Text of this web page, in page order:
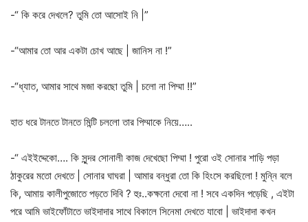
-“ কি করে দেখলে? তুমি তো আসোই নি |”
-“আমার তো আর একটা চোখ আছে | জানিস না !”
-“ধ্যাত, আমার সাথে মজা করছো তুমি | চলো না পিম্মা !!”
হাত ধরে টানতে টানতে মিন্টি চললো তার পিম্মাকে নিয়ে…..
-“ এইইদ্দেকো…. কি সুন্দর সোনালী কাজ দেখেছো পিম্মা ! পুরো ওই সোনার শাড়ি পড়া
ঠাকুরের মতো দেখতে | সোনার ঘাঘরা | আমার বন্ধুরা তো কি হিংসে করছিলো ! মুন্নি বলে
কি, আমায় কালীপুজোতে পড়তে দিবি ? হুঃ..কক্ষনো দেবো না ! সবে একদিন পড়েছি , এইটা
পরে আমি ভাইফোঁটাতে ভাইদাদার সাথে বিকালে সিনেমা দেখতে যাবো | ভাইদাদা কখন